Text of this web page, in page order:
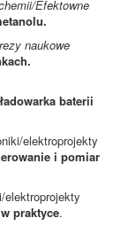
Efektowne
naukowe
baterii
elektroprojekty
i pomiar
praktyce.